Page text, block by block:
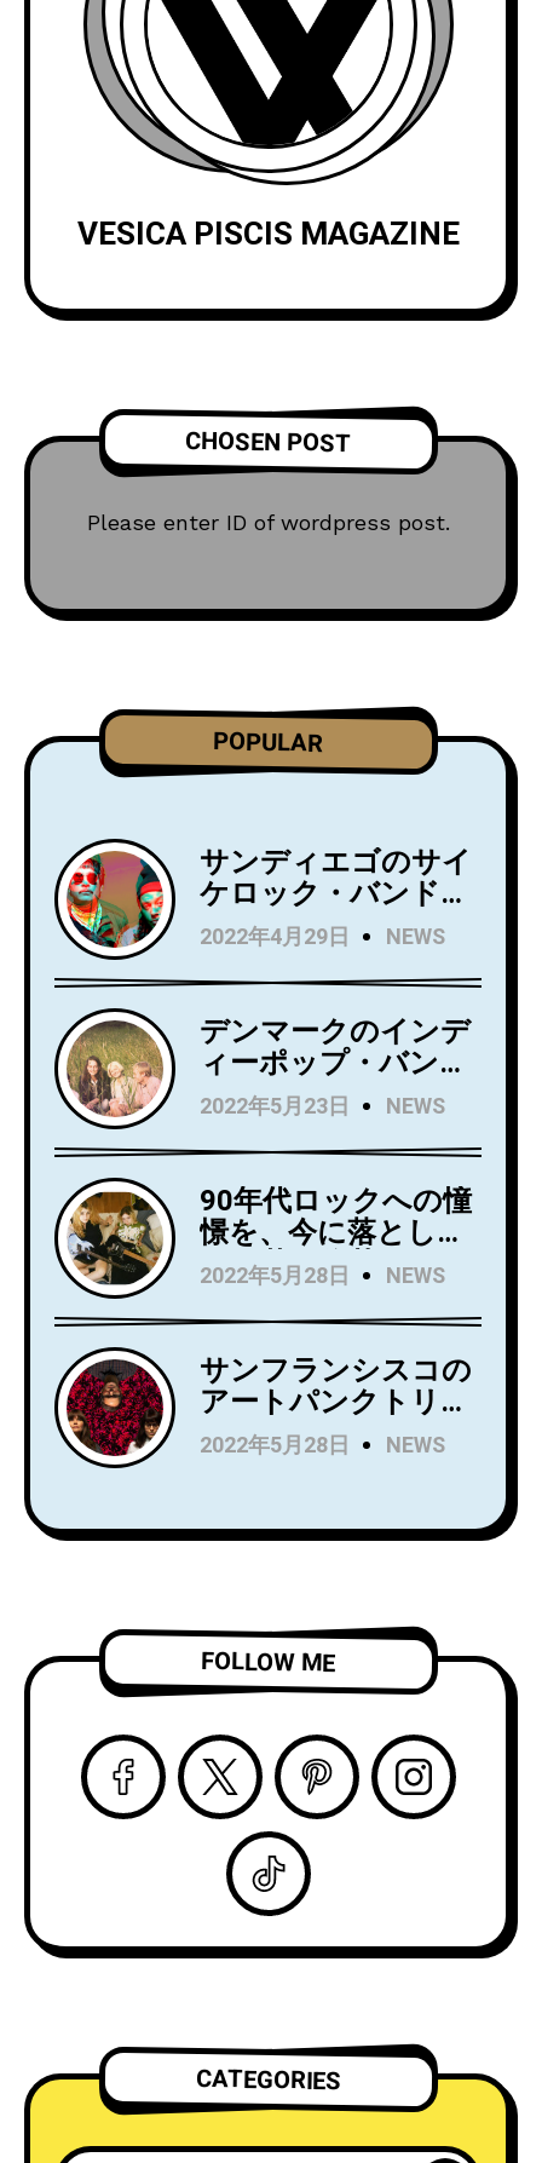
VESICA PISCIS MAGAZINE
CHOSEN POST
Please enter ID of wordpress post.
POPULAR
サンディエゴのサイ
ケロック・バンド
Wild Wild Wets、ニ
ュー・アルバム
『Love Always』を5
月27日にリリース！
アルバムからニュー
シングル
「Holding」のビデオ
を公開！
2022年4月29日 NEWS
デンマークのインデ
ィーポップ・バンド
Kindsightが5月25日
にデビュー・アルバ
ム『Swedish Punk』
をリリース！
2022年5月23日 NEWS
90年代ロックへの憧
憬を、今に落とし込
んだ若き俊英
Mommaが日本デビ
ューアルバム
『Household
Name』を7月にリリ
ース！Wet LegのUS
公演でオープニング
ツアーのオープニン
2022年5月28日 NEWS
サンフランシスコの
アートパンクトリオ
Rip Roomが、
Spartan Recordsよ
LP『Alight and
「Complication」の
ビデオを公開！
2022年5月28日 NEWS
FOLLOW ME
CATEGORIES